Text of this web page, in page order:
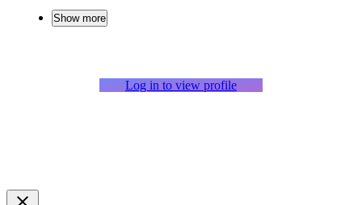
Show more
Log in to view profile